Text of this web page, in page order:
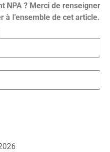
NPA ? Merci de renseigner
à l’ensemble de cet article.